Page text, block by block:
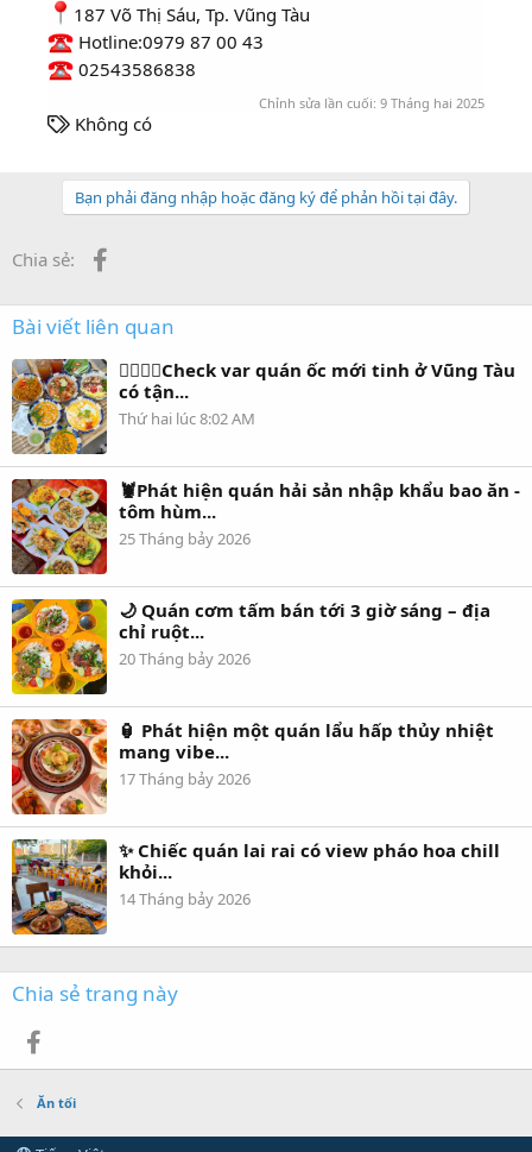
187 Võ Thị Sáu, Tp. Vũng Tàu
Hotline:0979 87 00 43
02543586838
Chỉnh sửa lần cuối: 9 Tháng hai 2025
T
Không có
Bạn phải đăng nhập hoặc đăng ký để phản hồi tại đây.
Chia sẻ:
Bài viết liên quan
👇🏻👇🏻Check var quán ốc mới tinh ở Vũng Tàu
có tận...
Thứ hai lúc 8:02 AM
🦞Phát hiện quán hải sản nhập khẩu bao ăn -
tôm hùm...
25 Tháng bảy 2026
🌙 Quán cơm tấm bán tới 3 giờ sáng – địa
chỉ ruột...
20 Tháng bảy 2026
🏮 Phát hiện một quán lẩu hấp thủy nhiệt
mang vibe...
17 Tháng bảy 2026
✨ Chiếc quán lai rai có view pháo hoa chill
khỏi...
14 Tháng bảy 2026
Chia sẻ trang này
Ăn tối